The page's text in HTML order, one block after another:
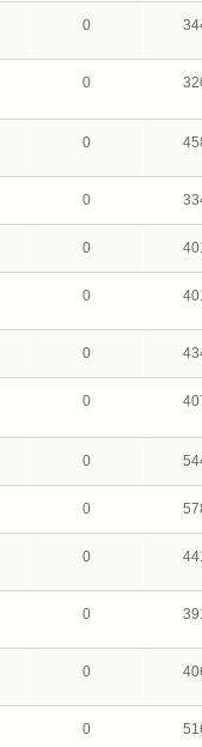
0
0
0
0
0
0
0
0
0
0
0
0
0
0